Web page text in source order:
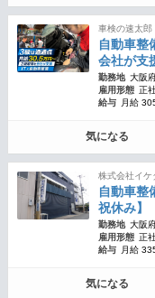
車検の速太郎
自動車整
会社が支
勤務地 大阪
雇用形態 正
給与
月給
気になる
株式会社イケ
自動車整
祝休み】
勤務地 大阪
雇用形態 正
給与
月給
気になる